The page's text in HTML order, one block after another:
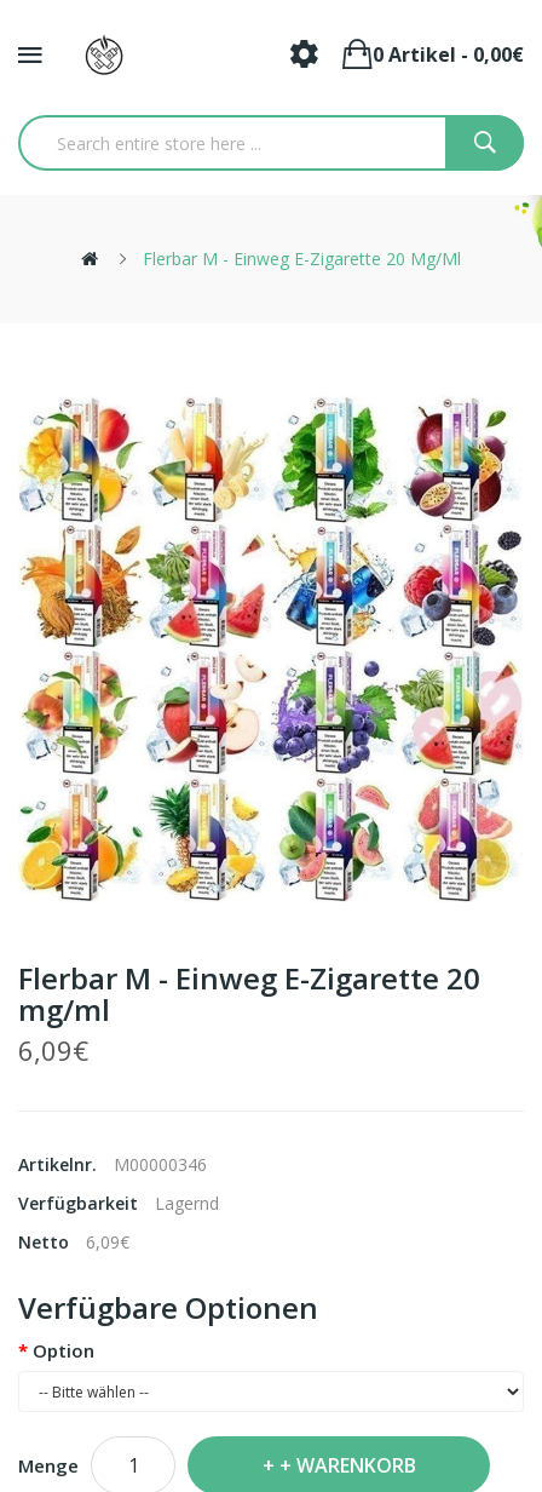
0 Artikel - 0,00€
Flerbar M - Einweg E-Zigarette 20 Mg/ml
Flerbar M - Einweg E-Zigarette 20
mg/ml
6,09€
Artikelnr.
M00000346
Verfügbarkeit
Lagernd
Netto
6,09€
Verfügbare Optionen
Option
Menge + WARENKORB